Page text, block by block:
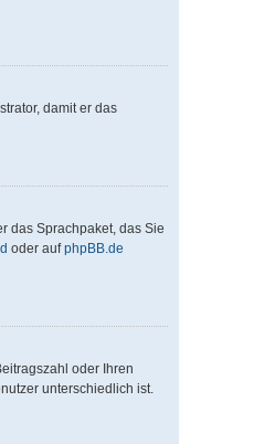
damit er das
das Sprachpaket, das Sie
oder aufphpBB.de
oder Ihren
unterschiedlich ist.